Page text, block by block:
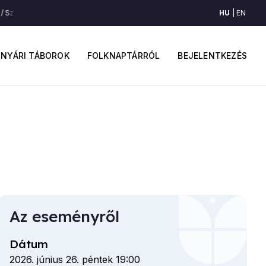
fiók
menüje
BEJELENTKEZÉS
NYÁRI TÁBOROK FOLKNAPTÁRRÓL
szapulót (Gyimes) Mikor a szoroson / Új korában / Amott van
HU EN
Az eseményről
Dátum
2026. június 26. péntek 19:00